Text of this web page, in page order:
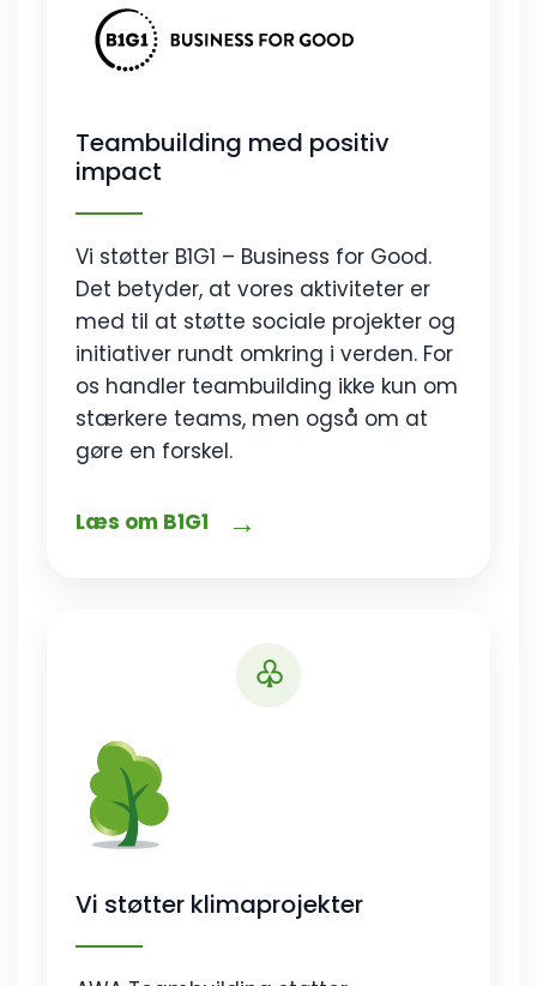
Teambuilding med positiv
impact
Vi støtter B1G1 – Business for Good.
Det betyder, at vores aktiviteter er
med til at støtte sociale projekter og
initiativer rundt omkring i verden. For
os handler teambuilding ikke kun om
stærkere teams, men også om at
gøre en forskel.
Læs om B1G1 →
♧
Vi støtter klimaprojekter